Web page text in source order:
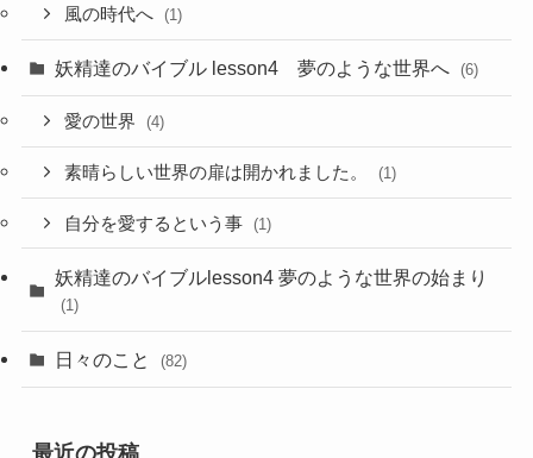
風の時代へ (1)
妖精達のバイブル lesson4 夢のような世界へ (6)
愛の世界 (4)
素晴らしい世界の扉は開かれました。 (1)
自分を愛するという事 (1)
妖精達のバイブルlesson4 夢のような世界の始まり
(1)
日々のこと (82)